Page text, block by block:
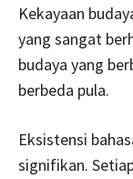
Kekayaan
yang sangat
budaya yang
berbeda pula.
Eksistensi
signifikan.